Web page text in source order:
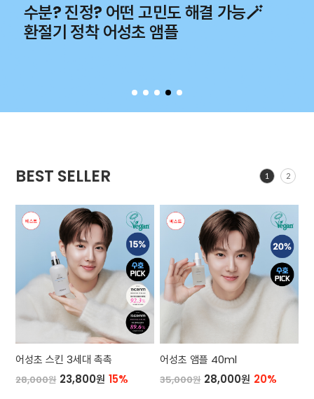
수분? 진정? 어떤 고민도 해결 가능🪄
환절기 정착 어성초 앰플
BEST SELLER 1 2
어성초 스킨 3세대 촉촉
28,000원 23,800원 15%
어성초 앰플 40ml
35,000원 28,000원 20%